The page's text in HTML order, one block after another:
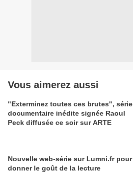
Vous aimerez aussi
"Exterminez toutes ces brutes", série
documentaire inédite signée Raoul
Peck diffusée ce soir sur ARTE
Nouvelle web-série sur Lumni.fr pour
donner le goût de la lecture